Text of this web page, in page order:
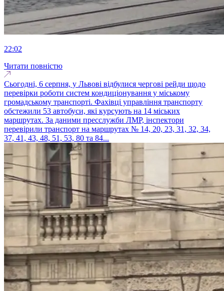
22:02
Читати повністю
Сьогодні, 6 серпня, у Львові відбулися чергові рейди щодо
перевірки роботи систем кондиціонування у міському
громадському транспорті. Фахівці управління транспорту
обстежили 53 автобуси, які курсують на 14 міських
маршрутах. За даними пресслужби ЛМР, інспектори
перевірили транспорт на маршрутах № 14, 20, 23, 31, 32, 34,
37, 41, 43, 48, 51, 53, 80 та 84...